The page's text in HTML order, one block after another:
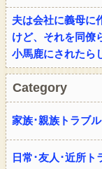
夫は会社に義母に
けど、それを同僚
小馬鹿にされたら
Category
家族･親族トラブル
日常･友人･近所ト